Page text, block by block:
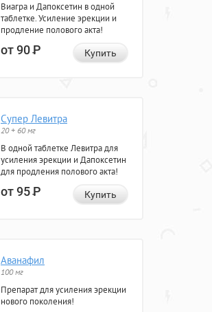
Виагра и Дапоксетин в одной
таблетке. Усиление эрекции и
продление полового акта!
от 90Р Купить
Супер Левитра
20 + 60 мг
В одной таблетке Левитра для
усиления эрекции и Дапоксетин
для продления полового акта!
от 95Р Купить
Аванафил
100 мг
Препарат для усиления эрекции
нового поколения!